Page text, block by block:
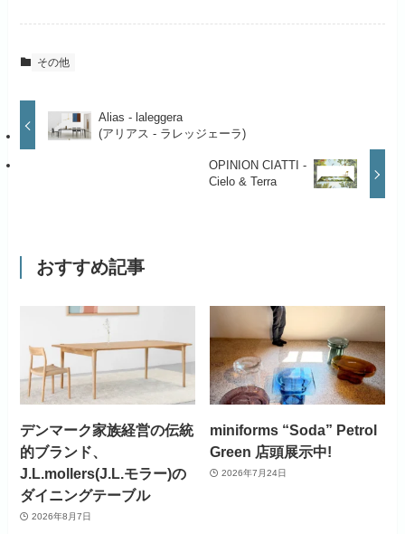
その他
Alias - laleggera
(アリアス - ラレッジェーラ)
OPINION CIATTI -
Cielo & Terra
おすすめ記事
デンマーク家族経営の伝統
的ブランド、
J.L.mollers(J.L.モラー)の
ダイニングテーブル
2026年8月7日
miniforms “Soda” Petrol
Green 店頭展示中!
2026年7月24日